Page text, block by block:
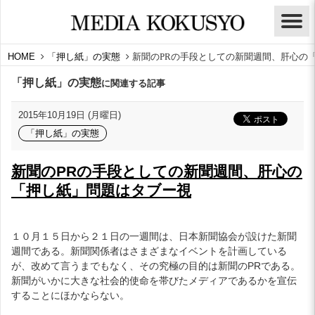
HOME 「押し紙」の実態 新聞のPRの手段としての新聞週間、肝心の
「押し紙」の実態に関連する記事
2015年10月19日 (月曜日)
「押し紙」の実態
新聞のPRの手段としての新聞週間、肝心の
「押し紙」問題はタブー視
１０月１５日から２１日の一週間は、日本新聞協会が設けた新聞
週間である。新聞関係者はさまざまなイベントを計画している
が、改めて言うまでもなく、その究極の目的は新聞のPRである。
新聞がいかに大きな社会的使命を帯びたメディアであるかを宣伝
することにほかならない。